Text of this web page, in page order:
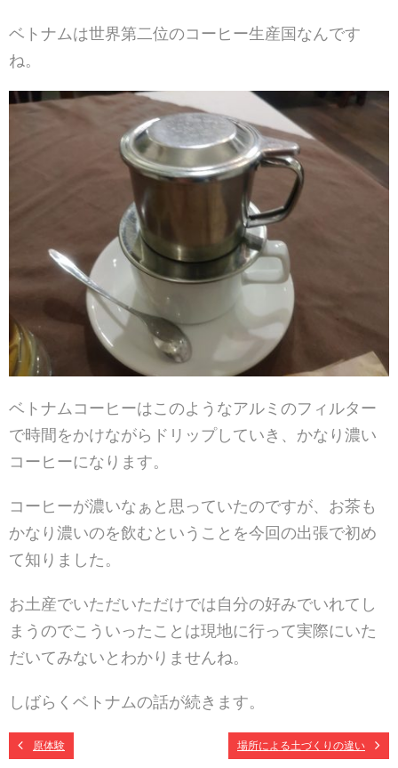
ベトナムは世界第二位のコーヒー生産国なんです
ね。
ベトナムコーヒーはこのようなアルミのフィルター
で時間をかけながらドリップしていき、かなり濃い
コーヒーになります。
コーヒーが濃いなぁと思っていたのですが、お茶も
かなり濃いのを飲むということを今回の出張で初め
て知りました。
お土産でいただいただけでは自分の好みでいれてし
まうのでこういったことは現地に行って実際にいた
だいてみないとわかりませんね。
しばらくベトナムの話が続きます。
原体験 場所による土づくりの違い